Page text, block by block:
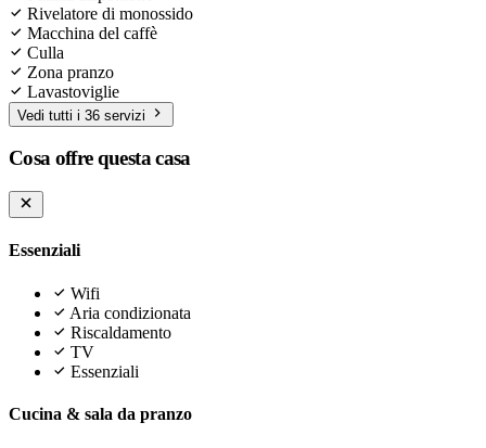
Rivelatore di monossido
Macchina del caffè
Culla
Zona pranzo
Lavastoviglie
Vedi tutti i 36 servizi
Cosa offre questa casa
Essenziali
Wifi
Aria condizionata
Riscaldamento
TV
Essenziali
Cucina & sala da pranzo